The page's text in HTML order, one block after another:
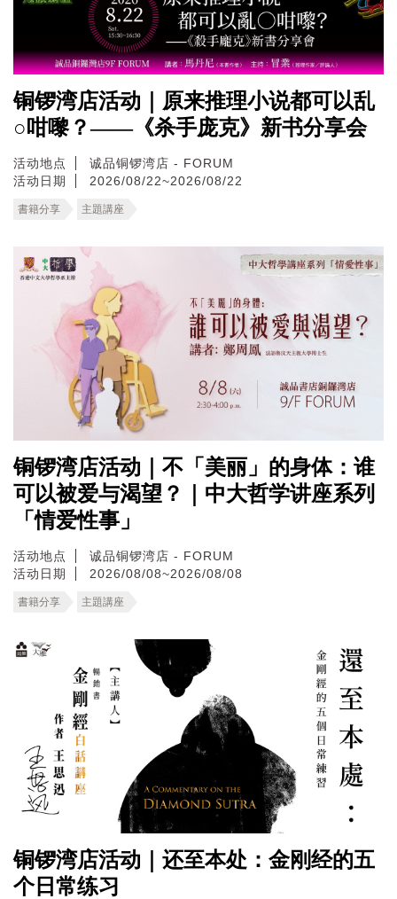
铜锣湾店活动｜原来推理小说都可以乱
○咁嚟？——《杀手庞克》新书分享会
活动地点
诚品铜锣湾店 - FORUM
活动日期
2026/08/22~2026/08/22
書籍分享 主題講座
铜锣湾店活动｜不「美丽」的身体：谁
可以被爱与渴望？｜中大哲学讲座系列
「情爱性事」
活动地点
诚品铜锣湾店 - FORUM
活动日期
2026/08/08~2026/08/08
書籍分享 主題講座
铜锣湾店活动｜还至本处：金刚经的五
个日常练习